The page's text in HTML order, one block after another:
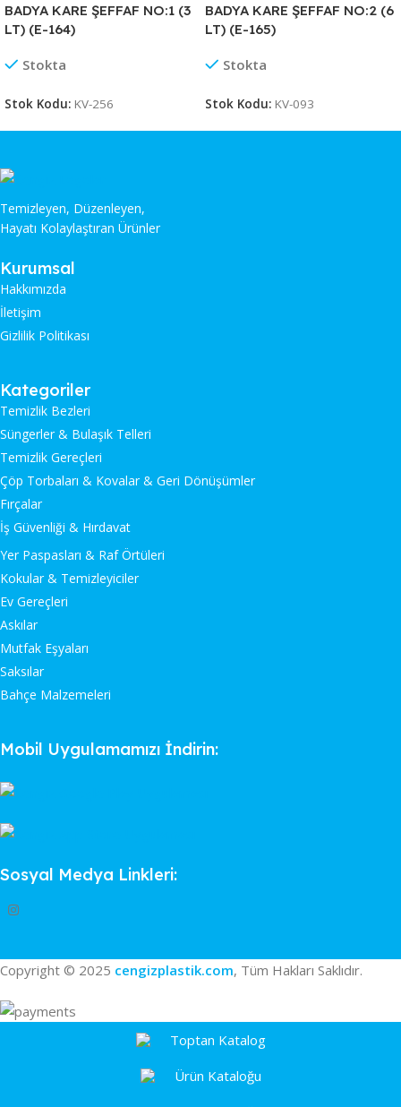
BADYA KARE ŞEFFAF NO:1 (3
LT) (E-164)
Stokta
Stok Kodu: KV-256
BADYA KARE ŞEFFAF NO:2 (6
LT) (E-165)
Stokta
Stok Kodu: KV-093
Temizleyen, Düzenleyen,
Hayatı Kolaylaştıran Ürünler
Kurumsal
Hakkımızda
İletişim
Gizlilik Politikası
Kategoriler
Temizlik Bezleri
Süngerler & Bulaşık Telleri
Temizlik Gereçleri
Çöp Torbaları & Kovalar & Geri Dönüşümler
Fırçalar
İş Güvenliği & Hırdavat
Yer Paspasları & Raf Örtüleri
Kokular & Temizleyiciler
Ev Gereçleri
Askılar
Mutfak Eşyaları
Saksılar
Bahçe Malzemeleri
Mobil Uygulamamızı İndirin:
Sosyal Medya Linkleri:
Copyright © 2025 cengizplastik.com, Tüm Hakları Saklıdır.
Toptan Katalog
Ürün Kataloğu